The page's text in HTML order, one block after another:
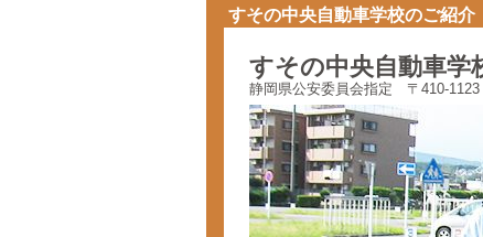
すその中央自動車学校のご紹介
すその中央自動車学
静岡県公安委員会指定 〒410-